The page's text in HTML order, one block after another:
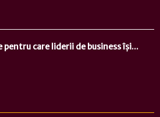
pentru care liderii de business își...